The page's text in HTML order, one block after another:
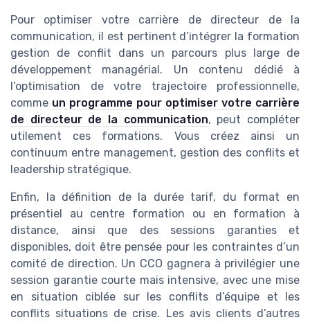
Pour optimiser votre carrière de directeur de la
communication, il est pertinent d’intégrer la formation
gestion de conflit dans un parcours plus large de
développement managérial. Un contenu dédié à
l’optimisation de votre trajectoire professionnelle,
comme un programme pour optimiser votre carrière
de directeur de la communication, peut compléter
utilement ces formations. Vous créez ainsi un
continuum entre management, gestion des conflits et
leadership stratégique.
Enfin, la définition de la durée tarif, du format en
présentiel au centre formation ou en formation à
distance, ainsi que des sessions garanties et
disponibles, doit être pensée pour les contraintes d’un
comité de direction. Un CCO gagnera à privilégier une
session garantie courte mais intensive, avec une mise
en situation ciblée sur les conflits d’équipe et les
conflits situations de crise. Les avis clients d’autres